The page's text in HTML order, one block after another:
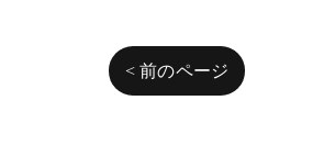
< 前のページ